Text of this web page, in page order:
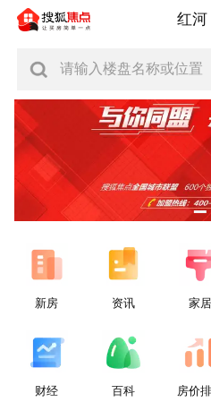
红河
请输入楼盘名称或位置
新房 资讯 家居
财经 百科 房价